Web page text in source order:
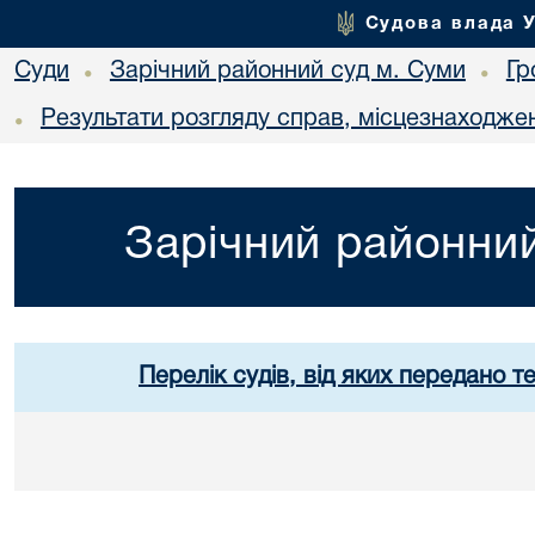
Судова влада
Суди • Зарічний районний суд м. Суми •
• Результати розгляду справ,
Зарічний
Перелік судів, від яких передано